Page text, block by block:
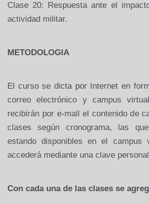
Clase 20: Respuesta ante el
actividad militar.
METODOLOGIA
El curso se dicta por Internet en
correo electrónico y campus
recibirán por e-mail el contenido de
clases según cronograma, las
estando disponibles en el campus
accederá mediante una clave
Con cada una de las clases se